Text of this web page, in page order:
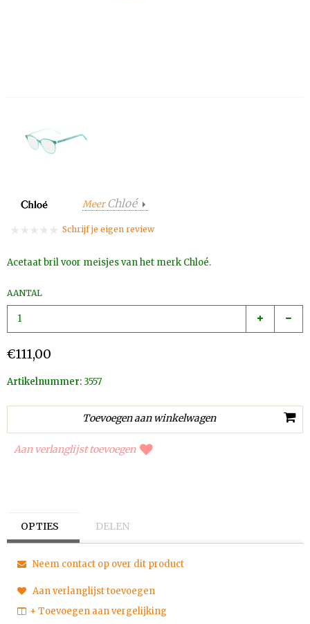
MeerChloé
Schrijf je eigen review
Acetaat bril voor meisjes van het merk Chloé.
AANTAL
€111,00
Artikelnummer: 3557
Aan verlanglijst toevoegen
OPTIES DELEN
Neem contact op over dit product
Aan verlanglijst toevoegen
+ Toevoegen aan vergelijking